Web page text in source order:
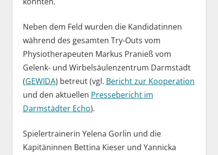
Neben dem Feld wurden die Kandidatinnen
während des gesamten Try-Outs vom
Physiotherapeuten Markus Pranieß vom
Gelenk- und Wirbelsäulenzentrum Darmstadt
(GEWIDA) betreut (vgl. Bericht zur Kooperation
und den aktuellen Pressebericht im
Darmstädter Echo).
Spielertrainerin Yelena Gorlin und die
Kapitäninnen Bettina Kieser und Yannicka